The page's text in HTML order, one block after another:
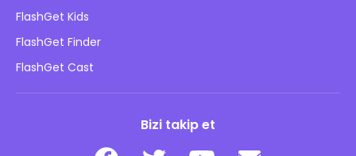
Reklam Politikaları
Bilgilerimi Satma
Çocukların Çevrimiçi Güvenliği
İndir
FlashGet Kids
FlashGet Finder
FlashGet Cast
Bizi takip et